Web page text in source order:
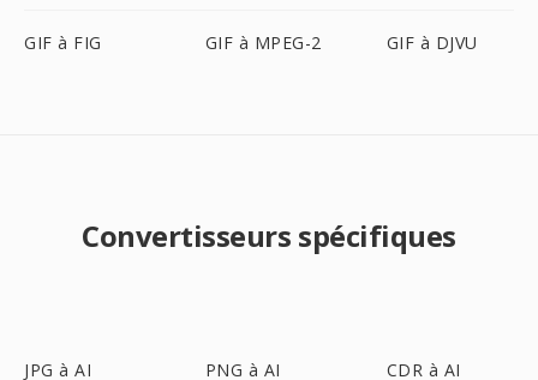
GIF à FIG GIF à MPEG-2 GIF à DJVU
Convertisseurs spécifiques
JPG à AI PNG à AI CDR à AI